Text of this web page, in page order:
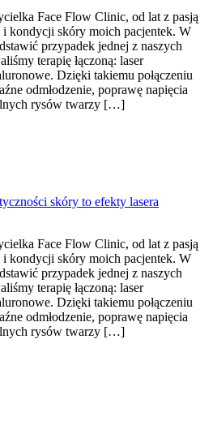
Face Flow Clinic, od lat z pasją
i kondycji skóry moich pacjentek. W
przypadek jednej z naszych
terapię łączoną: laser
Dzięki takiemu połączeniu
odmłodzenie, poprawę napięcia
rysów twarzy […]
skóry to efekty lasera
Face Flow Clinic, od lat z pasją
i kondycji skóry moich pacjentek. W
przypadek jednej z naszych
terapię łączoną: laser
Dzięki takiemu połączeniu
odmłodzenie, poprawę napięcia
rysów twarzy […]